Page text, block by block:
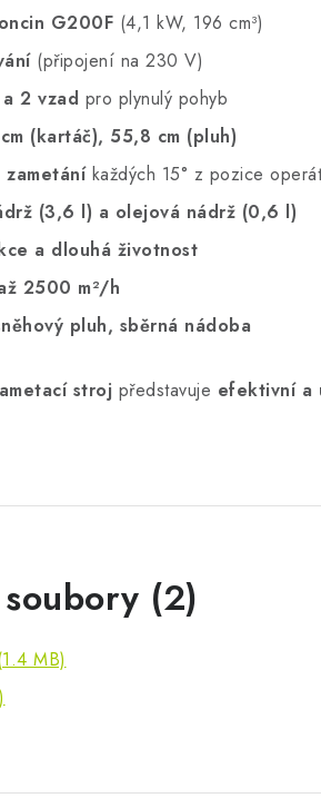
G200F (4,1 kW, 196 cm³)
(připojení na 230 V)
2 vzad pro plynulý pohyb
(kartáč), 55,8 cm (pluh)
každých 15° z pozice
(3,6 l) a olejová nádrž (0,6 l)
a dlouhá životnost
2500 m²/h
pluh, sběrná nádoba
stroj představuje efektivní a
(2)
MB)